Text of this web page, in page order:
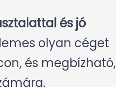
és jó
olyan céget
és megbízható,